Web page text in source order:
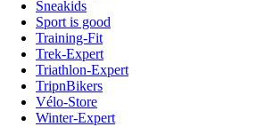
Sneakids
Sport is good
Training-Fit
Trek-Expert
Triathlon-Expert
TripnBikers
Vélo-Store
Winter-Expert